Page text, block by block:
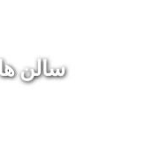
سالن